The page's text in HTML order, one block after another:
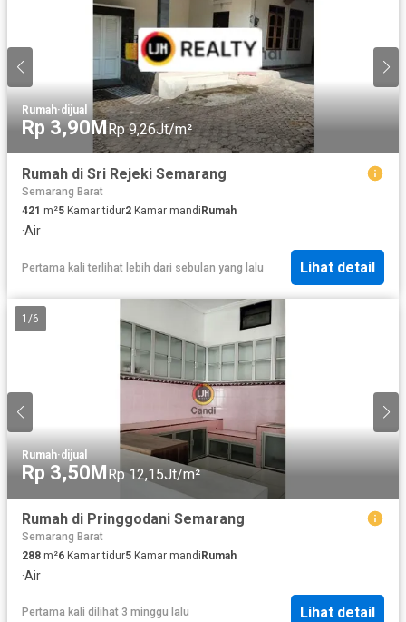
Rumah·dijual
Rp 3,90M Rp 9,26Jt/m²
Rumah di Sri Rejeki Semarang
Semarang Barat
421 m²5 Kamar tidur2 Kamar mandi Rumah
·Air
Pertama kali terlihat lebih dari sebulan yang lalu Lihat detail
1 /6
Rumah·dijual
Rp 3,50MRp 12,15Jt/m²
Rumah di Pringgodani Semarang
Semarang Barat
288 m²6 Kamar tidur5 Kamar mandiRumah
·Air
Pertama kali dilihat 3 minggu lalu Lihat detail